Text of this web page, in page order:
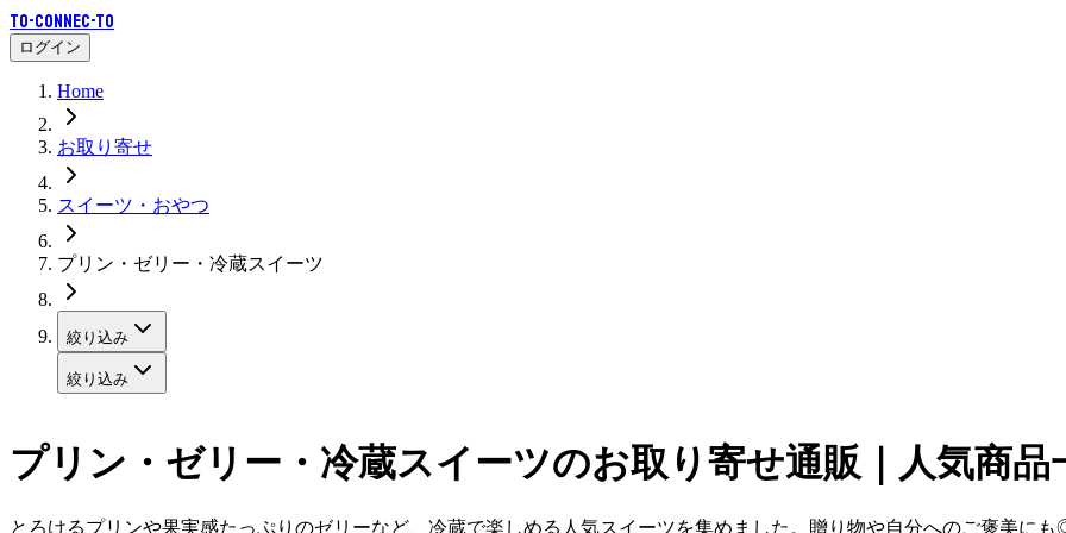
To-Connec-TO
ログイン
Home
お取り寄せ
スイーツ・おやつ
プリン・ゼリー・冷蔵スイーツ
絞り込み
絞り込み
プリン・ゼリー・冷蔵スイーツのお取り寄せ通販｜人気商品
とろけるプリンや果実感たっぷりのゼリーなど、冷蔵で楽しめる人気スイーツを集めました。贈り物や自分へのご褒美に